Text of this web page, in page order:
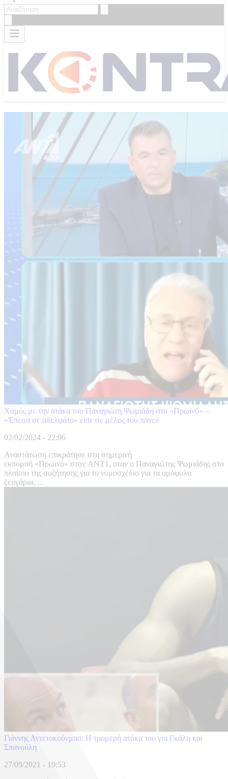
Χαμός με την ατάκα του Παναγιώτη Ψωμιάδη στο «Πρωινό» –
«Έπεσα σε αδελφάτο» είπε σε μέλος του πάνελ
02/02/2024 - 22:06
Αναστάτωση επικράτησε στη σημερινή
εκπομπή «Πρωινό» στον ΑΝΤ1, οταν ο Παναγιώτης Ψωμιάδης στο
πλαίσιο της συζήτησης για το νομοσχέδιο για τα ομόφυλα
ζευγάρια, ...
Γιάννης Αντετοκούνμπο: Η τρομερή ατάκα του για Γκάλη και
Σπανούλη
27/09/2021 - 19:53